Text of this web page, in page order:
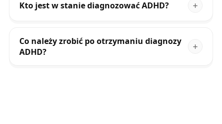
Kto jest w stanie diagnozować ADHD?
Co należy zrobić po otrzymaniu diagnozy
ADHD?